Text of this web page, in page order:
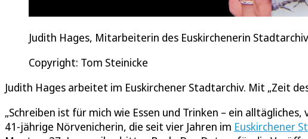
Judith Hages, Mitarbeiterin des Euskirchenerin
Copyright: Tom Steinicke
Judith Hages arbeitet im Euskirchener Stadtarchiv. Mit „Zeit
„Schreiben ist für mich wie Essen und Trinken – ein
41-jährige Nörvenicherin, die seit vier Jahren im Euskirchener